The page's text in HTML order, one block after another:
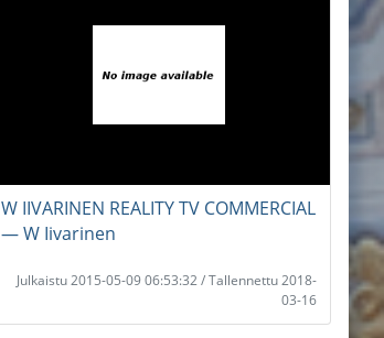
W IIVARINEN REALITY TV COMMERCIAL
― W Iivarinen
Julkaistu 2015-05-09 06:53:32 / Tallennettu 2018-
03-16